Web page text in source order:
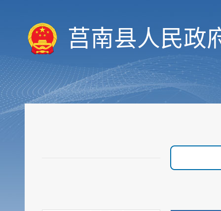
莒南县人民政
统计数据
财政信息
行政权力
价格与收费